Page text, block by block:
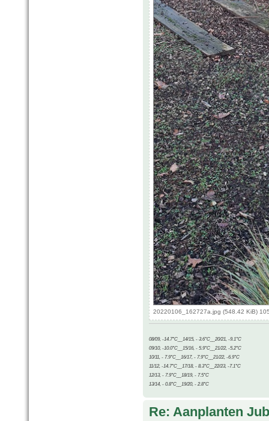
20220106_162727a.jpg (548.42 KiB)
08/09, -14.7°C__14/15, - 3.6°C__20/21, -9.1°C
09/10, -10.0°C__15/16, - 5.9°C__21/22, -5.2°C
10/11, - 7.9°C__16/17, - 7.9°C__21/22, -6.9°C
11/12, -14.7°C__17/18, - 8.3°C__22/23, -7.1°C
12/13, - 7.9°C__18/19, - 7.5°C
13/14, - 0.8°C__19/20, - 2.8°C
Re: Aanplanten